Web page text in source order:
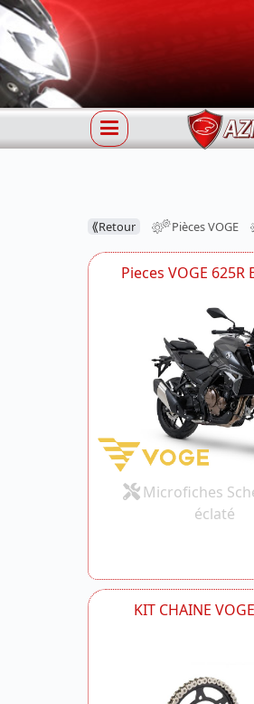
⟪Retour Pièces VOGE
Pieces VOGE 625R
Microfiches
éclaté
KIT CHAINE